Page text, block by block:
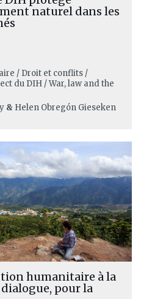
naturel dans les
/ Droit et conflits /
du DIH / War, law and the
& Helen Obregón Gieseken
humanitaire à la
pour la